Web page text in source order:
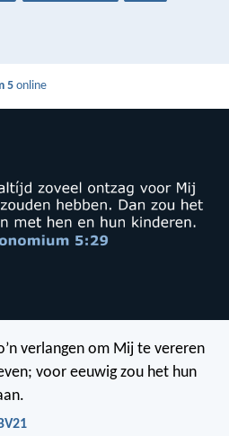
5 online
verlangen om Mij te vereren
voor eeuwig zou het hun